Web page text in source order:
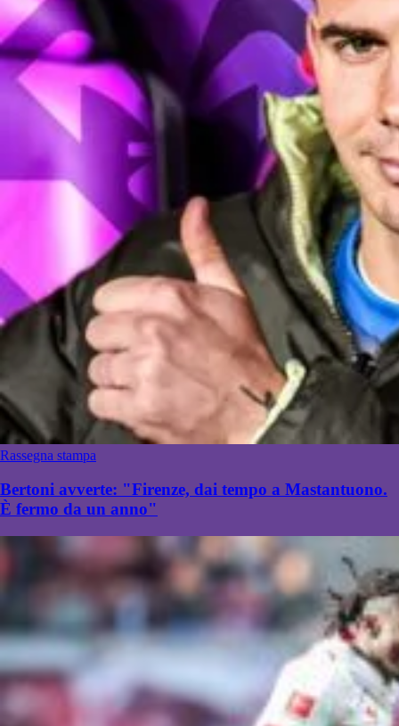
Rassegna stampa
Bertoni avverte: "Firenze, dai tempo a Mastantuono.
È fermo da un anno"